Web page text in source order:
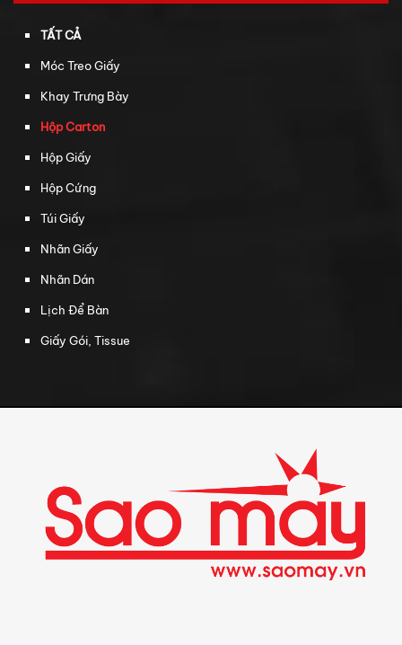
TẤT CẢ
Móc Treo Giấy
Khay Trưng Bày
Hộp Carton
Hộp Giấy
Hộp Cứng
Túi Giấy
Nhãn Giấy
Nhãn Dán
Lịch Để Bàn
Giấy Gói, Tissue